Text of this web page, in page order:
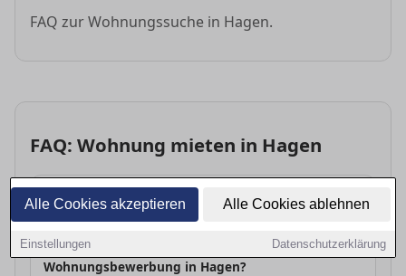
Alle Cookies akzeptieren Alle Cookies ablehnen
Einstellungen Datenschutzerklärung
FAQ zur Wohnungssuche in Hagen.
FAQ: Wohnung mieten in Hagen
Wie finde ich schnell eine Wohnung in Hagen?
Welche Unterlagen brauche ich für die
Wohnungsbewerbung in Hagen?